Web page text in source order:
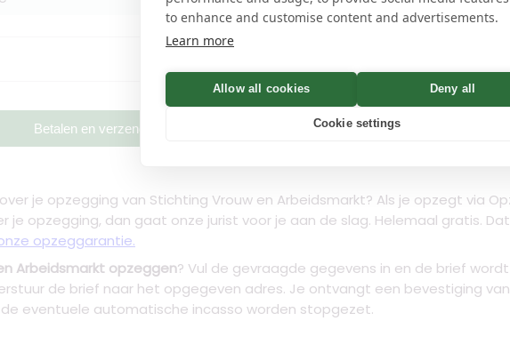
to enhance and customise content and advertisements.
Learn more
Allow all cookies Deny all
Cookie settings
Betalen en verzenden
je opzegging van Stichting Vrouw en Arbeidsmarkt? Als je opzegt via
je opzegging, dan gaat onze jurist voor je aan de slag. Helemaal gratis.
opzeggarantie.
Arbeidsmarkt opzeggen? Vul de gevraagde gegevens in en de brief
de brief naar het opgegeven adres. Je ontvangt een bevestiging
eventuele automatische incasso worden stopgezet.